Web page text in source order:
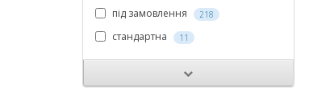
під замовлення
218
стандартна 11